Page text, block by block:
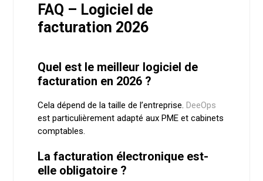
FAQ – Logiciel de
facturation 2026
Quel est le meilleur logiciel de
facturation en 2026 ?
Cela dépend de la taille de l’entreprise. DeeOps
est particulièrement adapté aux PME et cabinets
comptables.
La facturation électronique est-
elle obligatoire ?